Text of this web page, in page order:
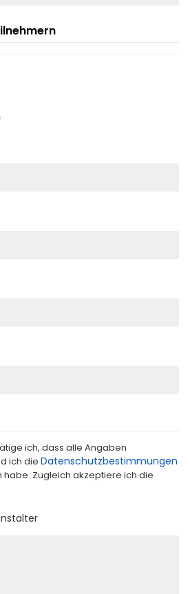
ich, dass alle Angaben
ich die Datenschutzbestimmungen
habe. Zugleich akzeptiere ich die